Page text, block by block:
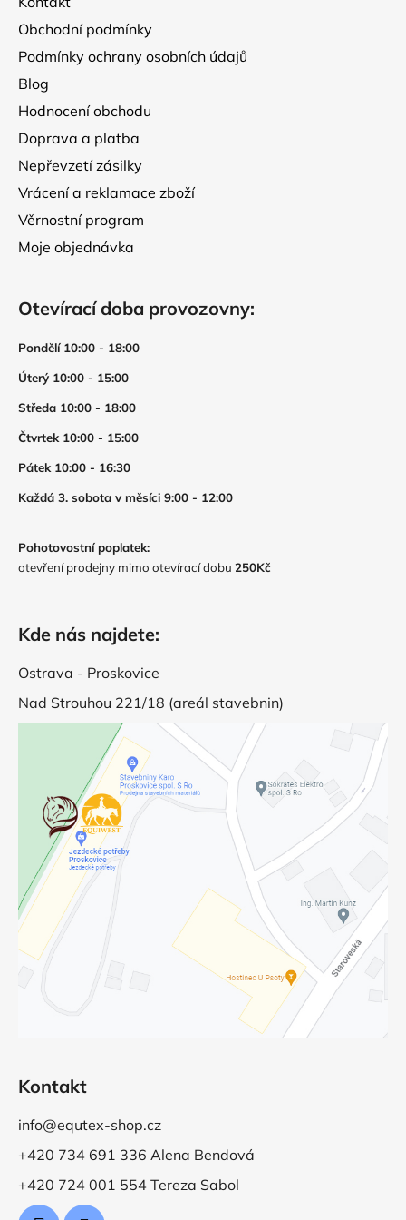
i
Obchodní podmínky
Podmínky ochrany osobních údajů
Blog
Hodnocení obchodu
Doprava a platba
Nepřevzetí zásilky
Vrácení a reklamace zboží
Věrnostní program
Moje objednávka
Otevírací doba provozovny:
Pondělí 10:00 - 18:00
Úterý 10:00 - 15:00
Středa 10:00 - 18:00
Čtvrtek 10:00 - 15:00
Pátek 10:00 - 16:30
Každá 3. sobota v měsíci 9:00 - 12:00
Pohotovostní poplatek:
otevření prodejny mimo otevírací dobu 250Kč
Kde nás najdete:
Ostrava - Proskovice
Nad Strouhou 221/18 (areál stavebnin)
Kontakt
info@equtex-shop.cz
+420 734 691 336 Alena Bendová
+420 724 001 554 Tereza Sabol